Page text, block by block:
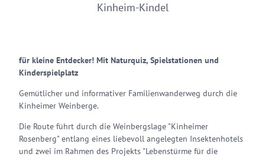
Kinheim-Kindel
für kleine Entdecker! Mit Naturquiz, Spielstationen und
Kinderspielplatz
Gemütlicher und informativer Familienwanderweg durch die
Kinheimer Weinberge.
Die Route führt durch die Weinbergslage "Kinheimer
Rosenberg" entlang eines liebevoll angelegten Insektenhotels
und zwei im Rahmen des Projekts "Lebenstürme für die